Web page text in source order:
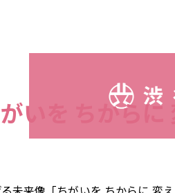
いを ちから